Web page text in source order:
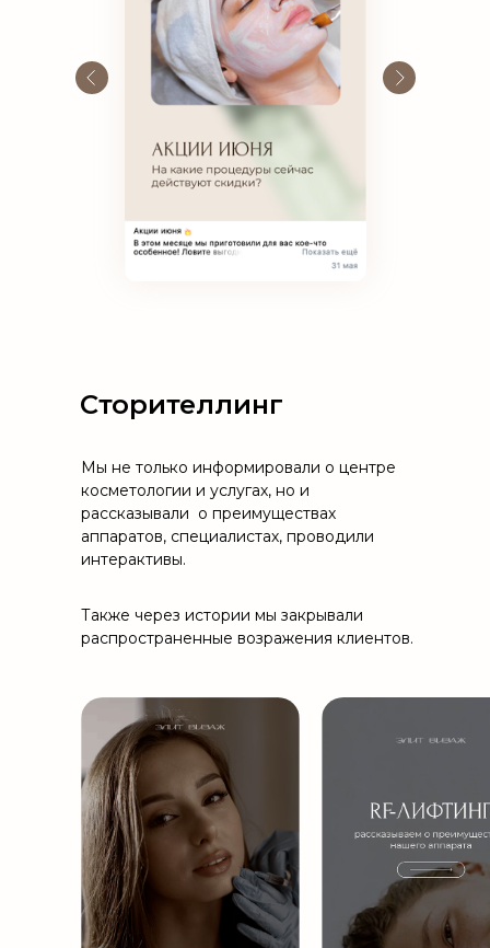
Сторителлинг
Также через истории мы закрывали
распространенные возражения клиентов.
Мы не только информировали о центре
косметологии и услугах, но и
рассказывали о преимуществах
аппаратов, специалистах, проводили
интерактивы.